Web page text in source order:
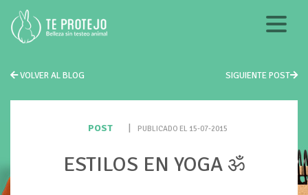
VOLVER AL BLOG SIGUIENTE POST
POST PUBLICADO EL 15-07-2015
ESTILOS EN YOGA ॐ